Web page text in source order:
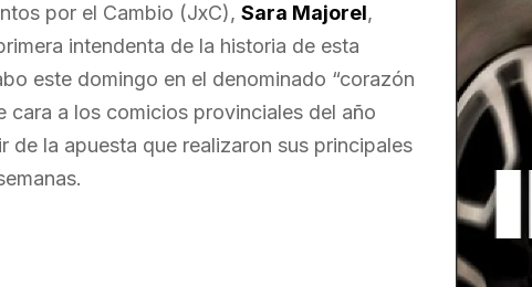
por el Cambio (JxC), Sara Majorel,
intendenta de la historia de esta
este domingo en el denominado “corazón
a los comicios provinciales del año
la apuesta que realizaron sus principales